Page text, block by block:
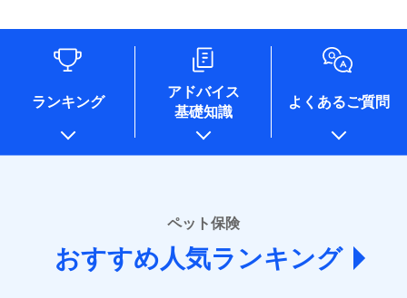
各種セミナーの開催のため
コンサルティングサービスの実施のため
アンケートやキャンペーン等の実施のため
上記に係る案内・手続き・管理等付帯業務を行うため
* 当社が委託を受けている保険会社の情報は、保険会社
あいおいニッセイ同和損害保険株式会社
(https://www.aioinissaydowa.co.jp/)
アクサ損害保険株式会社 (https://www.axa-
ランキング
アドバイス
基礎知識
よくあるご質問
ペット保険
おすすめ人気ランキング